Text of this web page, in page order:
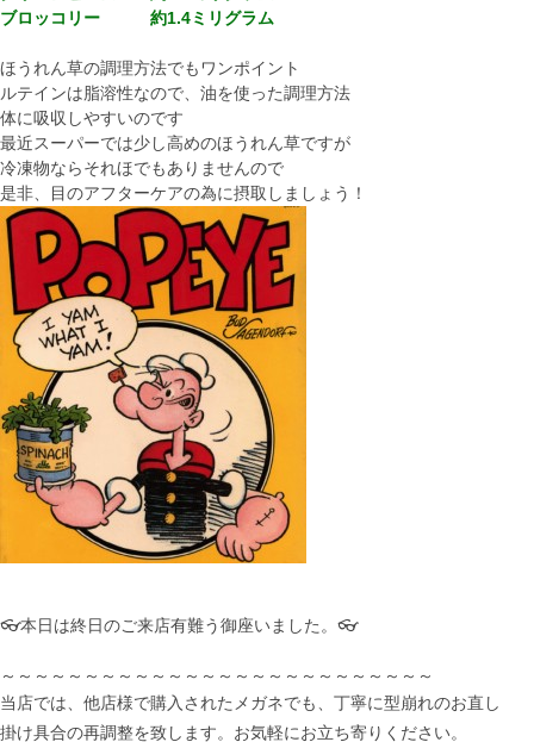
ブロッコリー 約1.4ミリグラム
ほうれん草の調理方法でもワンポイント
ルテインは脂溶性なので、油を使った調理方法
体に吸収しやすいのです
最近スーパーでは少し高めのほうれん草ですが
冷凍物ならそれほでもありませんので
是非、目のアフターケアの為に摂取しましょう！
👓本日は終日のご来店有難う御座いました。👓
～～～～～～～～～～～～～～～～～～～～～～～～～～
当店では、他店様で購入されたメガネでも、丁寧に型崩れのお直し
掛け具合の再調整を致します。お気軽にお立ち寄りください。